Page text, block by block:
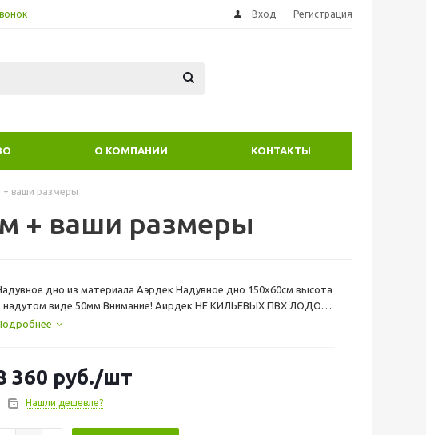
Вход Регистрация
О КОМПАНИИ КОНТАКТЫ
+ ваши размеры
+ ваши размеры
дно из материала Аэрдек Надувное дно 150х60см высота
надутом виде 50мм Внимание! Аирдек НЕ КИЛЬЕВЫХ ПВХ ЛОДОК (
лодки не имеющие надувной киль)
360 руб./шт
Нашли дешевле?